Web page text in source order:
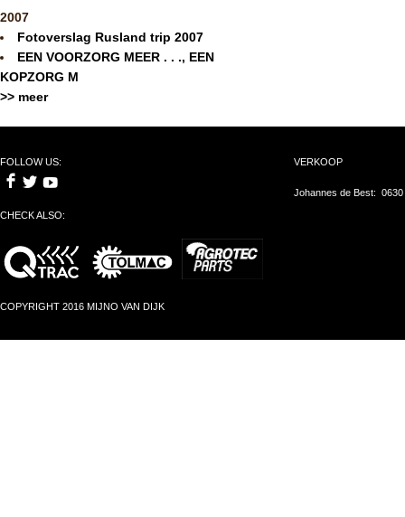
2007
Fotoverslag Rusland trip 2007
EEN VOORZORG MEER . . ., EEN
KOPZORG M
>> meer
FOLLOW US:
CHECK ALSO:
COPYRIGHT 2016 MIJNO VAN DIJK
VERKOOP
Johannes de Best: 0630